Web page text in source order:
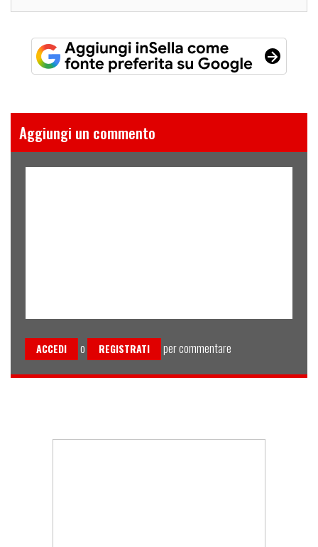
Aggiungi un commento
ACCEDI o REGISTRATI per commentare